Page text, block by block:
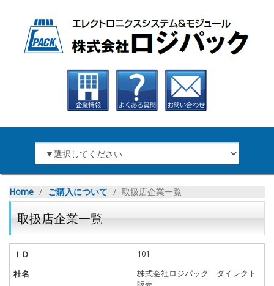
Home ∕ ご購入について ∕ 取扱店企業一覧
取扱店企業一覧
101
株式会社ロジパック ダイレクト